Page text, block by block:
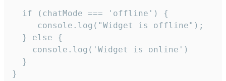
  if (chatMode === 'offline') {
     console.log("Widget is offline");
  } else {
    console.log('Widget is online')
  }
}